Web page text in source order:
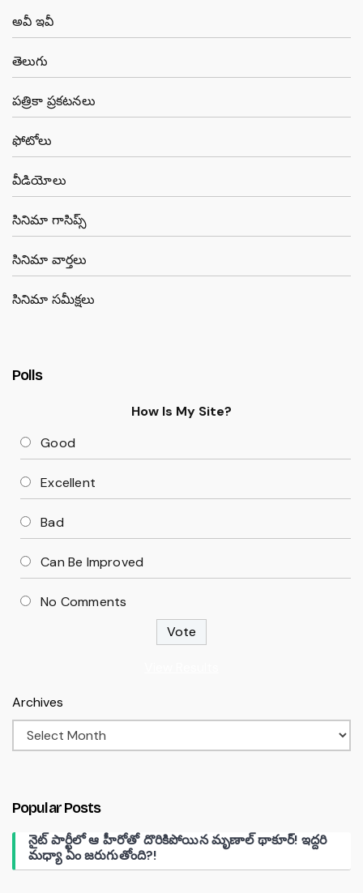
అవీ ఇవీ
తెలుగు
పత్రికా ప్రకటనలు
ఫోటోలు
వీడియోలు
సినిమా గాసిప్స్
సినిమా వార్తలు
సినిమా సమీక్షలు
Polls
How Is My Site?
Good
Excellent
Bad
Can Be Improved
No Comments
Archives
Popular Posts
నైట్ పార్టీలో ఆ హీరోతో దొరికిపోయిన మృణాల్ థాకూర్! ఇద్దరి
మధ్యా ఏం జరుగుతోంది?!